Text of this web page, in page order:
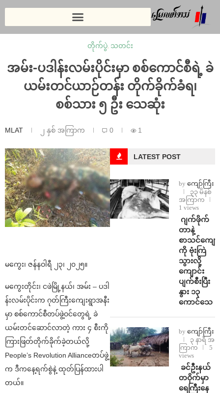
တိုက်ပွဲ, သတင်း
အမ်း-ပဒါန်းလမ်းပိုင်းမှာ စစ်ကောင်စီရဲ့ ခဲ
ယမ်းတင်ယာဉ်တန်း တိုက်ခိုက်ခံရ၊
စစ်သား ၅ ဦး သေဆုံး
MLAT ၂ နှစ် အကြာက 0 1
မကွေး၊ ဇန်နဝါရီ ၂၃၊ ၂၀၂၅။
မကွေးတိုင်း၊ ‌ငဖဲမြို့နယ်၊ ‌အမ်း – ပဒါ
န်းလမ်းပိုင်းက ဂုတ်ကြီးကျေးရွာအနီး
မှာ စစ်ကောင်စီတပ်ဖွဲ့ဝင်တွေရဲ့ ခဲ
ယမ်းတင်ဆောင်လာတဲ့ ကား ၄ စီးကို
ကြားဖြတ်တိုက်ခိုက်ခဲ့တယ်လို့
People’s Revolution Allianceတပ်ဖွဲ့
က ဒီကနေ့ရက်စွဲနဲ့ ထုတ်ပြန်ထားပါ
တယ်။
LATEST POST
by ကျော်ကြီး
၃၃ မိနစ်
အကြာက
1 views
⁨⁩ ⁨ဂျက်ဖိုက်
တာနဲ့
စာသင်ကျော
ကို ဗုံးကြဲ
သွားလို့
ကျောင်း
ပျက်စီးပြီး
နွား ၁၃
ကောင်သေ
by ကျော်ကြီး
၃ နာရီ အ
ကြာက
5
views
⁩ ⁨ခင်ဦးနယ်
တဝိုက်မှာ
ရေကြီးနေ